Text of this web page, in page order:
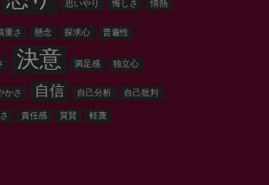
思いやり 悔しさ 情熱
重さ 懸念 探求心 普遍性
決意 満足感 独立心
かさ 自信 自己分析
自己批判
責任感 賞賛 軽蔑